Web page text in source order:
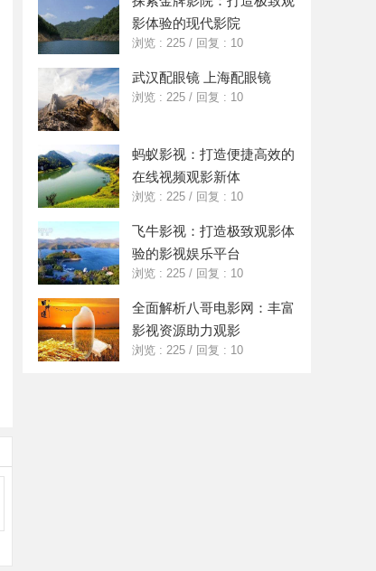
影体验的现代影院
浏览 : 225 / 回复 : 10
武汉配眼镜 上海配眼镜
浏览 : 225 / 回复 : 10
蚂蚁影视：打造便捷高效的
在线视频观影新体
浏览 : 225 / 回复 : 10
飞牛影视：打造极致观影体
验的影视娱乐平台
浏览 : 225 / 回复 : 10
全面解析八哥电影网：丰富
影视资源助力观影
浏览 : 225 / 回复 : 10